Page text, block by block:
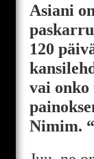
Asiani
120
vai onko
Nimim.